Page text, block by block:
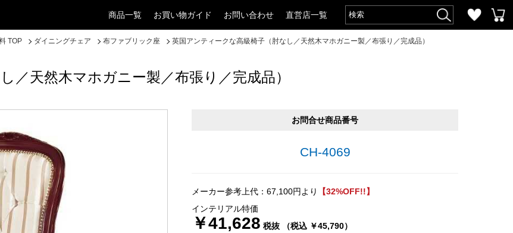
商品一覧 お買い物ガイド お問い合わせ 直営店一覧
TOP ダイニングチェア 布ファブリック座 英国アンティークな高級椅子（肘なし／天然木マホガニー製／布張り／完成品）
／天然木マホガニー製／布張り／完成品）
お問合せ商品番号
CH-4069
メーカー参考上代：67,100円より
【32%OFF!!】
インテリアル特価
￥41,628 税抜 （税込 ￥45,790）